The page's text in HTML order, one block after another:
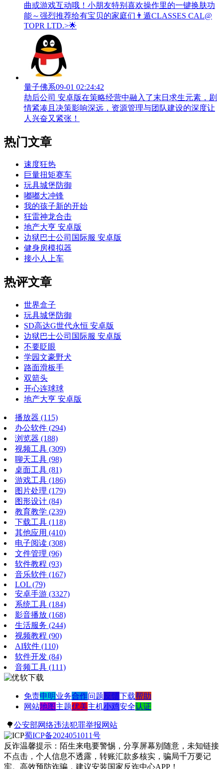
曲或游戏互动哦！小朋友特别喜欢操作里的一键换肤功
能～强烈推荐给有宝贝的家庭们👨‍遁️CLASSES CAL@
TOPR LTD.>🌟
量子佛系09-01 02:24:42
劫后公司 安卓版在策略经营中融入了末日求生元素，剧
情紧凑且决策影响深远，资源管理与团队建设的深度让
人兴奋又紧张！
热门文章
速度狂热
巨量扭矩赛车
玩具城堡防御
嘟嘟大冲锋
我的孩子新的开始
狂雷神龙合击
地产大亨 安卓版
边狱巴士公司国际服 安卓版
健身房模拟器
接小人上车
热评文章
世界盒子
玩具城堡防御
SD高达G世代永恒 安卓版
边狱巴士公司国际服 安卓版
不要眨眼
学园文豪野犬
路面滑板手
双箭头
开心连球球
地产大亨 安卓版
播放器 (115)
办公软件 (294)
浏览器 (188)
视频工具 (309)
聊天工具 (98)
桌面工具 (81)
游戏工具 (186)
图片处理 (179)
图形设计 (84)
教育教学 (239)
下载工具 (118)
其他应用 (410)
电子阅读 (308)
文件管理 (96)
软件教程 (93)
音乐软件 (167)
LOL (79)
安卓手游 (3327)
系统工具 (184)
影音播放 (168)
生活服务 (244)
视频教程 (90)
AI软件 (110)
软件开发 (84)
音频工具 (111)
免责申明业务合作问题反馈下载帮助
网站地图 主题优美主机小鸡安全认证
🌳公安部网络违法犯罪举报网站
蜀ICP备2024051011号
反诈温馨提示：陌生来电要警惕，分享屏幕别随意，未知链接
不点击，个人信息不透露，转账汇款多核实，骗局千万要记
牢。高效预防诈骗，建议安装国家反诈中心APP！